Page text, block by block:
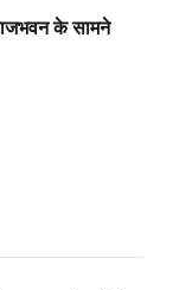
के सामने